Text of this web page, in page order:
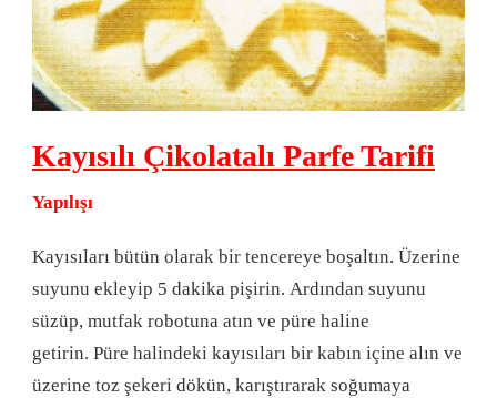
Kayısılı Çikolatalı Parfe Tarifi
Yapılışı
Kayısıları bütün olarak bir tencereye boşaltın. Üzerine
suyunu ekleyip 5 dakika pişirin. Ardından suyunu
süzüp, mutfak robotuna atın ve püre haline
getirin. Püre halindeki kayısıları bir kabın içine alın ve
üzerine toz şekeri dökün, karıştırarak soğumaya